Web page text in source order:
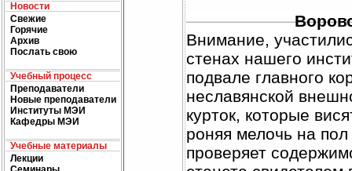
Новости
Свежие
Горячие
Архив
Послать свою
Учебный процесс
Преподаватели
Новые преподаватели
Институты МЭИ
Кафедры МЭИ
Учебные материалы
Лекции
Внимание,
стенах нашего
подвале главного
неславянской
курток, которые
роняя мелочь на
проверяет